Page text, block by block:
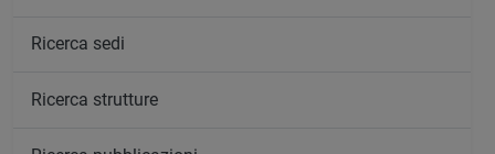
Ricerca sedi
Ricerca strutture